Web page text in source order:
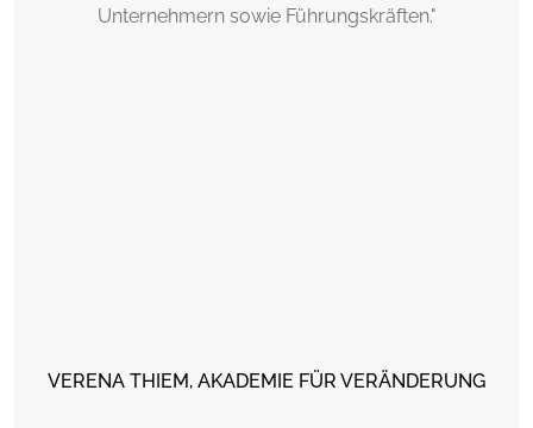
Unternehmern sowie Führungskräften."
VERENA THIEM, AKADEMIE FÜR VERÄNDERUNG